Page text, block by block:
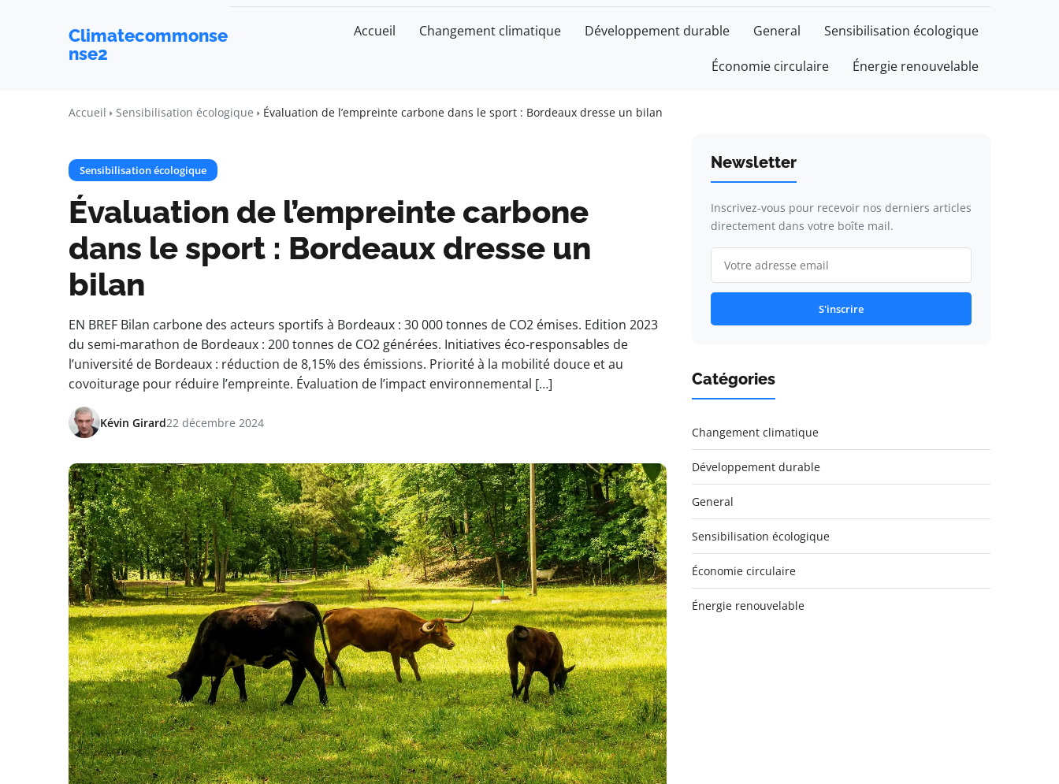
Climatecommonse
nse2
Accueil Changement climatique Développement durable General Sensibilisation écologique
Économie circulaire Énergie renouvelable
Accueil Sensibilisation écologique Évaluation de l’empreinte carbone dans le sport : Bordeaux dresse un bilan
Sensibilisation écologique
Évaluation de l’empreinte carbone
dans le sport : Bordeaux dresse un
bilan
EN BREF Bilan carbone des acteurs sportifs à Bordeaux : 30 000 tonnes de CO2 émises. Edition 2023
du semi-marathon de Bordeaux : 200 tonnes de CO2 générées. Initiatives éco-responsables de
l’université de Bordeaux : réduction de 8,15% des émissions. Priorité à la mobilité douce et au
covoiturage pour réduire l’empreinte. Évaluation de l’impact environnemental […]
Kévin Girard22 décembre 2024
Newsletter
Inscrivez-vous pour recevoir nos derniers articles
directement dans votre boîte mail.
S'inscrire
Catégories
Changement climatique
Développement durable
General
Sensibilisation écologique
Économie circulaire
Énergie renouvelable